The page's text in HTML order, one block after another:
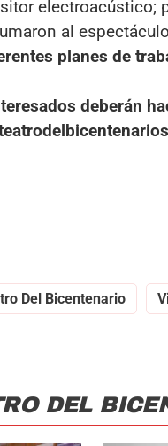
electroacústico;
al
planes de
deberán
Del Bicentenario
DEL